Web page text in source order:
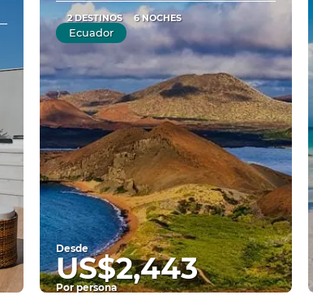
2 DESTINOS 6 NOCHES
Ecuador
Desde
US$2,443
Por persona